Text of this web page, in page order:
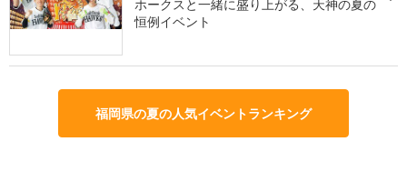
ホークスと一緒に盛り上がる、天神の夏の
恒例イベント
福岡県の夏の人気イベントランキング